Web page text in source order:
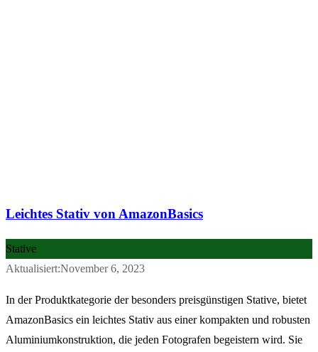
Leichtes Stativ von AmazonBasics
Stative
Aktualisiert:November 6, 2023
In der Produktkategorie der besonders preisgünstigen Stative, bietet
AmazonBasics ein leichtes Stativ aus einer kompakten und robusten
Aluminiumkonstruktion, die jeden Fotografen begeistern wird. Sie